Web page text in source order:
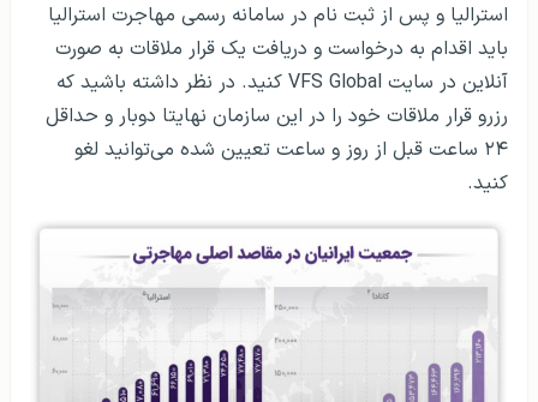
استرالیا و پس از ثبت نام در سامانه رسمی مهاجرت استرالیا
باید اقدام به درخواست و دریافت یک قرار ملاقات به صورت
آنلاین در سایت VFS Global کنید. در نظر داشته باشید که
رزرو قرار ملاقات خود را در این سازمان نهایتا دوبار و حداقل
۲۴ ساعت قبل از روز و ساعت تعیین شده می‌توانید لغو
کنید.